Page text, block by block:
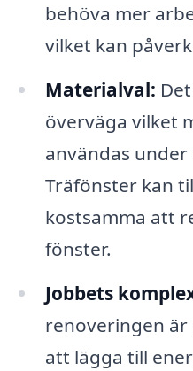
behöva mer
vilket kan
Materialval:
överväga vilket
användas
Träfönster kan
kostsamma att
fönster.
Jobbets
renoveringen är
att lägga till